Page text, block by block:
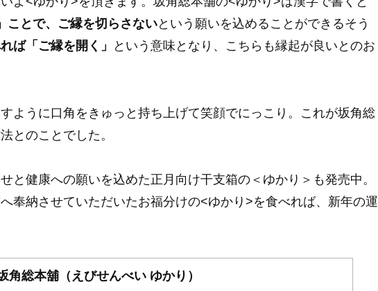
ことで、ご縁を切らさないという願いを込めることができるそう
ば「ご縁を開く」
という意味となり、こちらも縁起が良いとのお
ように口角をきゅっと持ち上げて笑顔でにっこり。これが坂角総
とのことでした。
と健康への願いを込めた正月向け干支箱の＜ゆかり＞も発売中。
奉納させていただいたお福分けの<ゆかり>を食べれば、新年の運
坂角総本舖（えびせんべい ゆかり）